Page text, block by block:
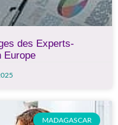
des Experts-
Europe
MADAGASCAR